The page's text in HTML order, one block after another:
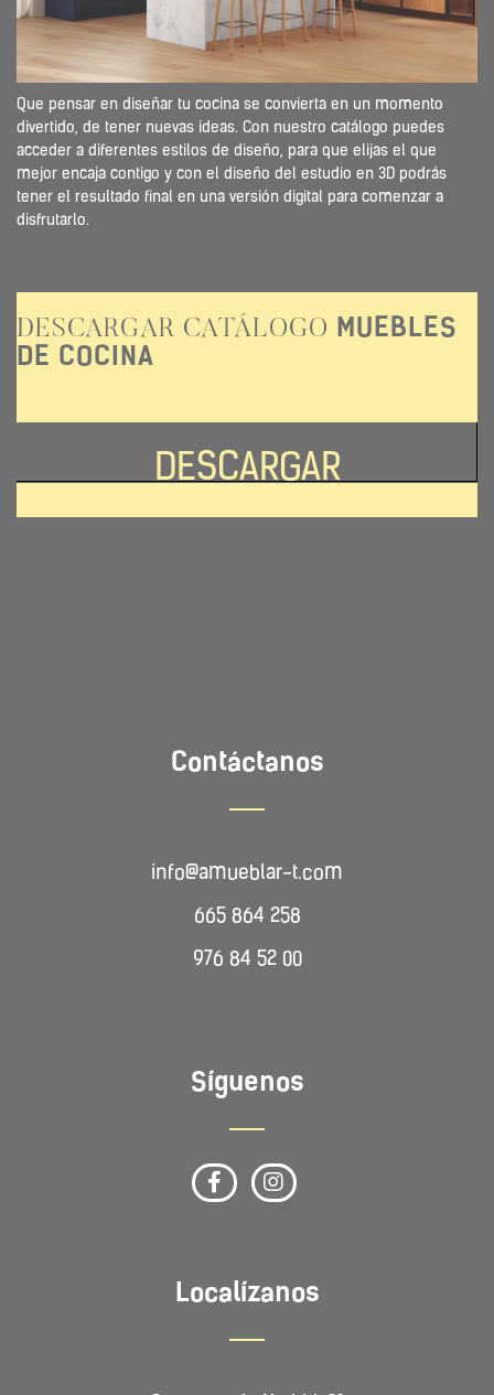
Que pensar en diseñar tu cocina se convierta en un momento
divertido, de tener nuevas ideas. Con nuestro catálogo puedes
acceder a diferentes estilos de diseño, para que elijas el que
mejor encaja contigo y con el diseño del estudio en 3D podrás
tener el resultado final en una versión digital para comenzar a
disfrutarlo.
DESCARGAR CATÁLOGO MUEBLES
DE COCINA
Contáctanos
info@amueblar-t.com
665 864 258
976 84 52 00
Síguenos
Localízanos